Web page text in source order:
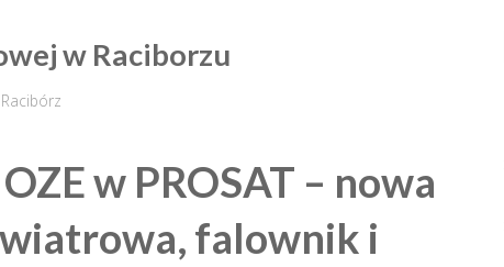
w Raciborzu
Racibórz
w PROSAT – nowa
falownik i